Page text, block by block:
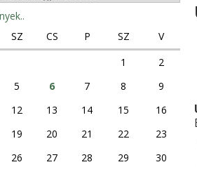
SZ CS P SZ
V
1
2
5 6 7 8
9
12 13 14 15
16
19 20 21 22
23
26 27 28 29
30